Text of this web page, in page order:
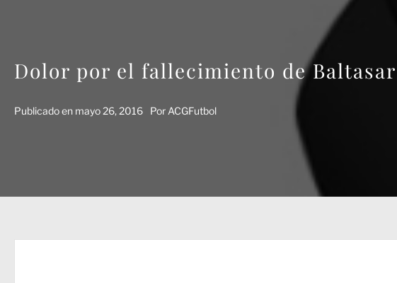
Dolor por el fallecimiento de Baltasar
Publicado en mayo 26, 2016 Por ACGFutbol